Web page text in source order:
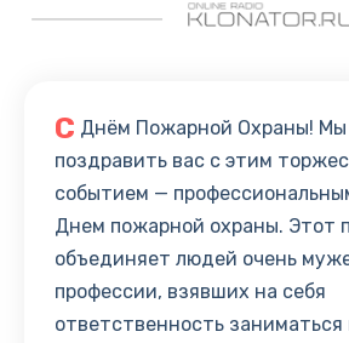
С Днём Пожарной Охраны! Мы
поздравить вас с этим
событием —
Днем пожарной охраны. Этот
объединяет людей очень
профессии, взявших на себя
ответственность